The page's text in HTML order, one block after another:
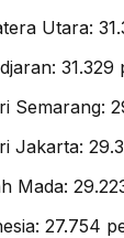
Utara:
31.329
Semarang:
Jakarta:
Mada:
27.754